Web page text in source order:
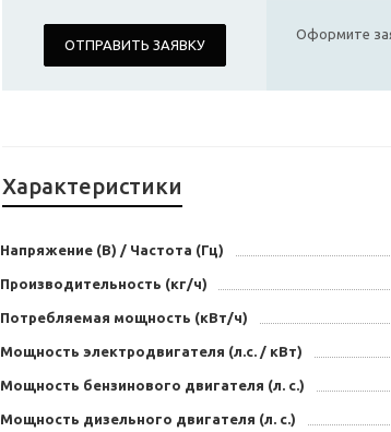
ОТПРАВИТЬ ЗАЯВКУ
Оформите
Характеристики
Напряжение (В) / Частота (Гц)
Производительность (кг/ч)
Потребляемая мощность (кВт/ч)
Мощность электродвигателя (л.с. / кВт)
Мощность бензинового двигателя (л. с.)
Мощность дизельного двигателя (л. с.)